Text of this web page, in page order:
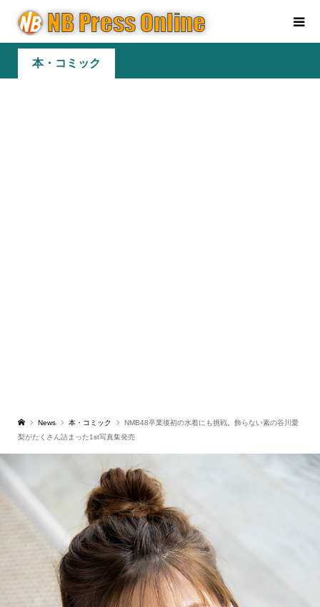
本・コミック
News 本・コミック
NMB48卒業後初の水着にも挑戦。飾らない素の谷川愛
梨がたくさん詰まった1st写真集発売